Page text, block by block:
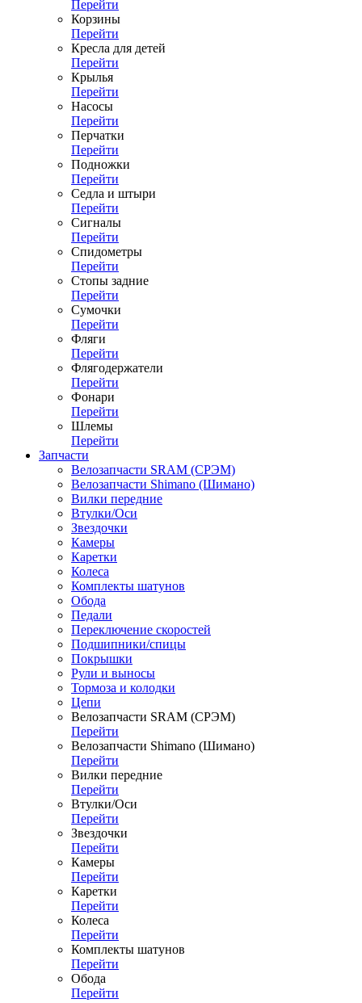
Перейти
Корзины
Перейти
Кресла для детей
Перейти
Крылья
Перейти
Насосы
Перейти
Перчатки
Перейти
Подножки
Перейти
Седла и штыри
Перейти
Сигналы
Перейти
Спидометры
Перейти
Стопы задние
Перейти
Сумочки
Перейти
Фляги
Перейти
Флягодержатели
Перейти
Фонари
Перейти
Шлемы
Перейти
Запчасти
Велозапчасти SRAM (СРЭМ)
Велозапчасти Shimano (Шимано)
Вилки передние
Втулки/Оси
Звездочки
Камеры
Каретки
Колеса
Комплекты шатунов
Обода
Педали
Переключение скоростей
Подшипники/спицы
Покрышки
Рули и выносы
Тормоза и колодки
Цепи
Велозапчасти SRAM (СРЭМ)
Перейти
Велозапчасти Shimano (Шимано)
Перейти
Вилки передние
Перейти
Втулки/Оси
Перейти
Звездочки
Перейти
Камеры
Перейти
Каретки
Перейти
Колеса
Перейти
Комплекты шатунов
Перейти
Обода
Перейти